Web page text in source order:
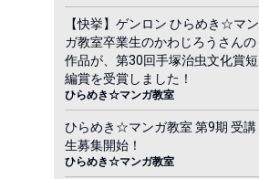
【快挙】ゲンロン ひらめき☆マン
ガ教室卒業生のかわじろうさんの
作品が、第30回手塚治虫文化賞短
編賞を受賞しました！
ひらめき☆マンガ教室
ひらめき☆マンガ教室 第9期 受講
生募集開始！
ひらめき☆マンガ教室